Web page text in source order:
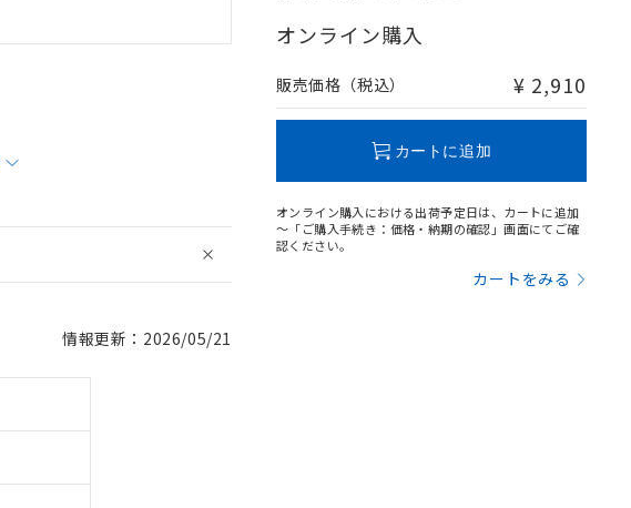
情報更新：2026/05/21
オンライン購入
販売価格（税込） ¥ 2,910
カートに追加
オンライン購入における出荷予定日は、カートに追加
～「ご購入手続き：価格・納期の確認」画面にてご確
認ください。
カートをみる